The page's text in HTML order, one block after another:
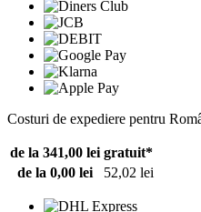
Costuri de expediere pentru
de la 341,00 lei gratuit*
de la 0,00 lei
52,02 lei